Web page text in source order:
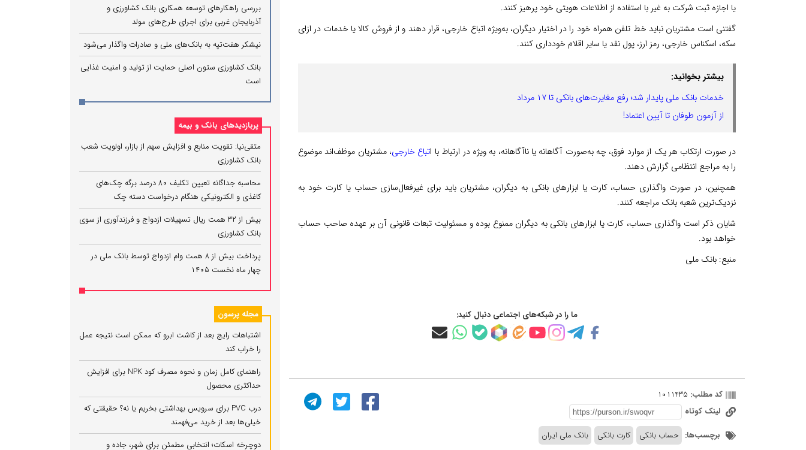
یا اجازه ثبت شرکت به غیر با استفاده از اطلاعات هویتی خود پرهیز کنند.
گفتنی است مشتریان نباید خط تلفن همراه خود را در اختیار دیگران، به‌ویژه اتباع خارجی، قرار دهند و از فروش کالا یا خدمات در ازای
سکه، اسکناس خارجی، رمز ارز، پول نقد یا سایر اقلام خودداری کنند.
بیشتر بخوانید:
خدمات بانک ملی پایدار شد؛ رفع مغایرت‌های بانکی تا ۱۷ مرداد
از آزمون طوفان تا آیین اعتماد!
در صورت ارتکاب هر یک از موارد فوق، چه به‌صورت آگاهانه یا ناآگاهانه، به‌ ویژه در ارتباط با اتباع خارجی، مشتریان موظف‌اند موضوع
را به مراجع انتظامی گزارش دهند.
همچنین، در صورت واگذاری حساب، کارت یا ابزارهای بانکی به دیگران، مشتریان باید برای غیرفعال‌سازی حساب یا کارت خود به
نزدیک‌ترین شعبه بانک مراجعه کنند.
شایان ذکر است واگذاری حساب، کارت یا ابزارهای بانکی به دیگران ممنوع بوده و مسئولیت تبعات قانونی آن بر عهده صاحب حساب
خواهد بود.
منبع: بانک ملی
ما را در شبکه‌های اجتماعی دنبال کنید:
کد مطلب: 1011435
لینک کوتاه
برچسب‌ها: حساب بانکی کارت بانکی بانک ملی ایران
بررسی راهکارهای توسعه همکاری بانک کشاورزی و
آذربایجان غربی برای اجرای طرح‌های مولد
نیشکر هفت‌تپه به بانک‌های ملی و صادرات واگذار می‌شود
بانک کشاورزی ستون اصلی حمایت از تولید و امنیت غذایی
است
پربازدیدهای بانک و بیمه
متقی‌نیا: تقویت منابع و افزایش سهم از بازار، اولویت شعب
بانک کشاورزی
محاسبه جداگانه تعیین تکلیف 80 درصد برگه چک‌های
کاغذی و الکترونیکی هنگام درخواست دسته چک
بیش از ۳۲ همت ریال تسهیلات ازدواج و فرزندآوری از سوی
بانک کشاورزی
پرداخت بیش از ۸ همت وام ازدواج توسط بانک ملی در
چهار ماه نخست ۱۴۰۵
مجله پرسون
اشتباهات رایج بعد از کاشت ابرو که ممکن است نتیجه عمل
را خراب کند
راهنمای کامل زمان و نحوه مصرف کود NPK برای افزایش
حداکثری محصول
درب PVC برای سرویس بهداشتی بخریم یا نه؟ حقیقتی که
خیلی‌ها بعد از خرید می‌فهمند
دوچرخه اسکات؛ انتخابی مطمئن برای شهر، جاده و